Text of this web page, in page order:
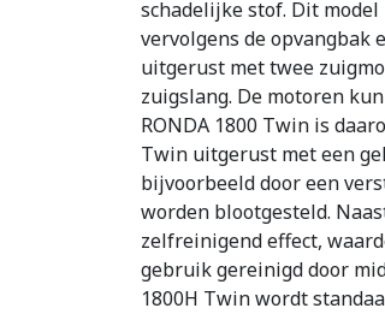
schadelijke stof. Dit
vervolgens de opvangbak
uitgerust met twee
zuigslang. De motoren
RONDA 1800 Twin is
Twin uitgerust met een
bijvoorbeeld door een
worden blootgesteld.
zelfreinigend effect,
gebruik gereinigd door
1800H Twin wordt